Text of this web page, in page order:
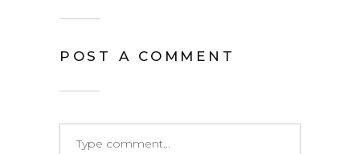
POST A COMMENT